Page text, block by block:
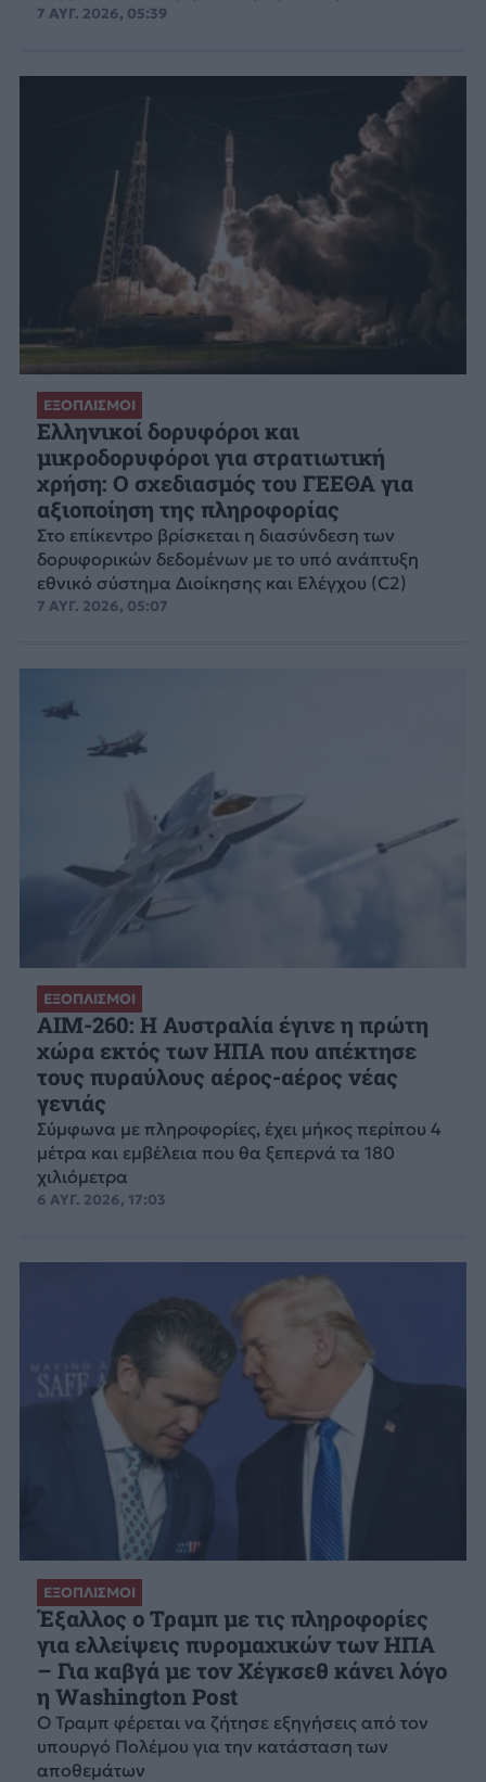
7 ΑΥΓ. 2026, 05:39
ΕΞΟΠΛΙΣΜΟΙ
Ελληνικοί δορυφόροι και
μικροδορυφόροι για στρατιωτική
χρήση: Ο σχεδιασμός του ΓΕΕΘΑ για
αξιοποίηση της πληροφορίας
Στο επίκεντρο βρίσκεται η διασύνδεση των
δορυφορικών δεδομένων με το υπό ανάπτυξη
εθνικό σύστημα Διοίκησης και Ελέγχου (C2)
7 ΑΥΓ. 2026, 05:07
ΕΞΟΠΛΙΣΜΟΙ
AIM-260: Η Αυστραλία έγινε η πρώτη
χώρα εκτός των ΗΠΑ που απέκτησε
τους πυραύλους αέρος-αέρος νέας
γενιάς
Σύμφωνα με πληροφορίες, έχει μήκος περίπου 4
μέτρα και εμβέλεια που θα ξεπερνά τα 180
χιλιόμετρα
6 ΑΥΓ. 2026, 17:03
ΕΞΟΠΛΙΣΜΟΙ
Έξαλλος ο Τραμπ με τις πληροφορίες
για ελλείψεις πυρομαχικών των ΗΠΑ
– Για καβγά με τον Χέγκσεθ κάνει λόγο
η Washington Post
Ο Τραμπ φέρεται να ζήτησε εξηγήσεις από τον
υπουργό Πολέμου για την κατάσταση των
αποθεμάτων